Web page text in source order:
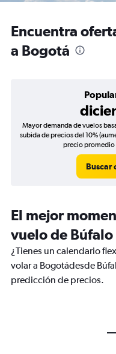
Encuentra
a Bogotá
Mayor demanda de vuelos
subida de precios del 10%
precio promedio
Buscar
El mejor
vuelo de Búfalo
¿Tienes un calendario
volar a Bogotádesde
predicción de precios.